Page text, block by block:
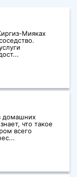
Мияках
домашних
что такое
всего